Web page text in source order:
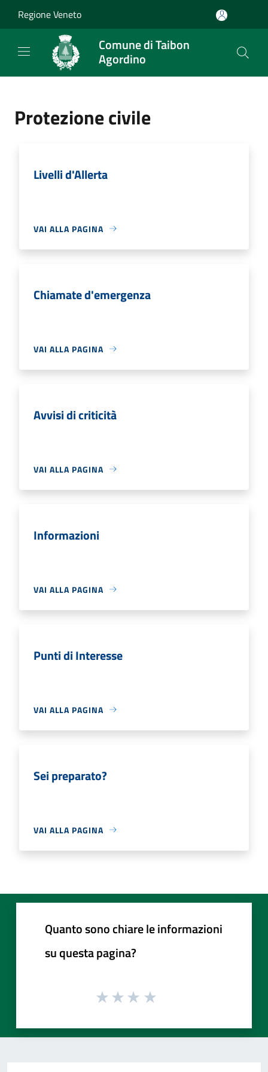
Regione Veneto
Comune di Taibon
Agordino
Protezione civile
Livelli d'Allerta
VAI ALLA PAGINA
Chiamate d'emergenza
VAI ALLA PAGINA
Avvisi di criticità
VAI ALLA PAGINA
Informazioni
VAI ALLA PAGINA
Punti di Interesse
VAI ALLA PAGINA
Sei preparato?
VAI ALLA PAGINA
Quanto sono chiare le informazioni
su questa pagina?